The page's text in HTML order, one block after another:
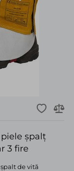
șpalț
3 fire
de vită